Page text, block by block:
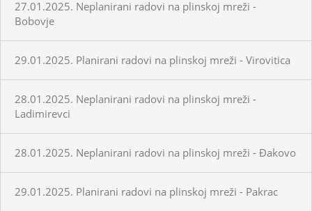
27.01.2025. Neplanirani radovi na plinskoj mreži -
Bobovje
29.01.2025. Planirani radovi na plinskoj mreži - Virovitica
28.01.2025. Neplanirani radovi na plinskoj mreži -
Ladimirevci
28.01.2025. Neplanirani radovi na plinskoj mreži - Đakovo
29.01.2025. Planirani radovi na plinskoj mreži - Pakrac